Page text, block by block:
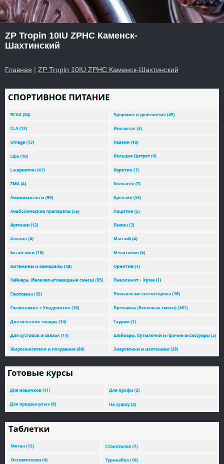
ZP Tropin 10IU ZPHC Каменск-
Шахтинский
Главная | ZP Tropin 10IU ZPHC Каменск-Шахтинский